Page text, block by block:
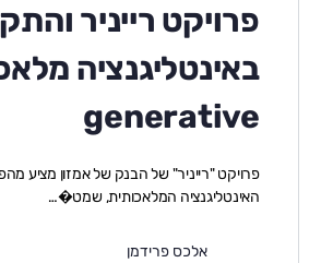
פרויקט רייניר
באינטליגנציה
generative
פרויקט "רייניר" של הבנק של אמזון מציע
האינטליגנציה המלאכותית, שמט�…
אלכס פרידמן